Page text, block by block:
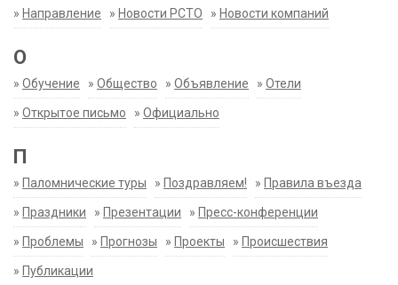
» Направление » Новости РСТО » Новости компаний
О
» Обучение » Общество » Объявление » Отели
» Открытое письмо » Официально
П
» Паломнические туры » Поздравляем! » Правила въезда
» Праздники » Презентации » Пресс-конференции
» Проблемы » Прогнозы » Проекты » Происшествия
» Публикации